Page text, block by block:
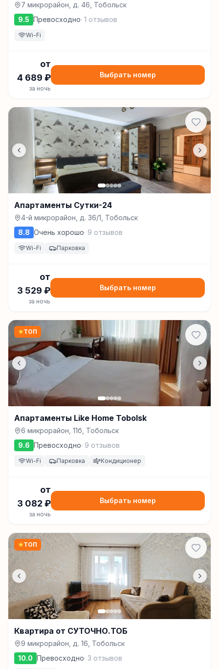
7 микрорайон, д. 46, Тобольск
9.5 Превосходно· 1 отзывов
Wi-Fi
от
4 689 ₽
за ночь
Выбрать номер
Апартаменты Сутки-24
4-й микрорайон, д. 36/1, Тобольск
8.8 Очень хорошо· 9 отзывов
Wi-Fi Парковка
от
3 529 ₽
за ночь
Выбрать номер
★ТОП
Апартаменты Like Home Tobolsk
6 микрорайон, 11б, Тобольск
9.6 Превосходно· 9 отзывов
Wi-Fi Парковка Кондиционер
от
3 082 ₽
за ночь
Выбрать номер
★ТОП
Квартира от СУТОЧНО.ТОБ
9 микрорайон, д. 16, Тобольск
10.0 Превосходно· 3 отзывов